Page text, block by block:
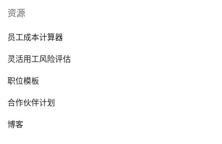
资源
员工成本计算器
灵活用工风险评估
职位模板
合作伙伴计划
博客